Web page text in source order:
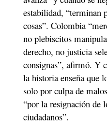
estabilidad, “terminan
cosas”. Colombia
no plebiscitos
derecho, no justicia
consignas”, afirmó. Y
la historia enseña que
solo por culpa de
“por la resignación de
ciudadanos”.